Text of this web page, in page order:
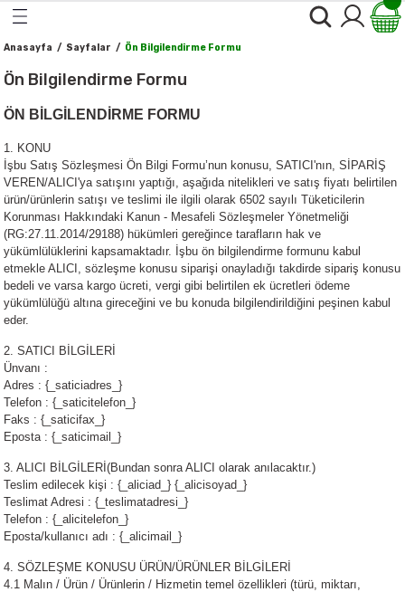
Kuru Meyveler
Makarnalar
Unlar
ve Atıştırmalıklar
ve Konserveler
Tahıl Ezmeleri
Ballar
ve Organik Ballar
Bitki & Baharatlar
& Temel yağlar
& Sağlıklı Yaşam
Kozmetik Ve Bakım
-Göz Bakımı
-Ağız,Dudak ve Diş Bakımı
-Vücut ve Cilt Bakımı
-Saç Bakımı
-Bebek ve Çocuk Bakımı
- Hipoalerjenik Bakım Ürünleri
-Yüz Makyajı
-Dudak Makyajı
Temizlik Ürünleri
Ürünleri
Anasayfa Sayfalar Ön Bilgilendirme Formu
Ön Bilgilendirme Formu
ÖN BİLGİLENDİRME FORMU
1. KONU
İşbu Satış Sözleşmesi Ön Bilgi Formu’nun konusu, SATICI'nın, SİPARİŞ
VEREN/ALICI'ya satışını yaptığı, aşağıda nitelikleri ve satış fiyatı belirtilen
ürün/ürünlerin satışı ve teslimi ile ilgili olarak 6502 sayılı Tüketicilerin
Korunması Hakkındaki Kanun - Mesafeli Sözleşmeler Yönetmeliği
(RG:27.11.2014/29188) hükümleri gereğince tarafların hak ve
yükümlülüklerini kapsamaktadır. İşbu ön bilgilendirme formunu kabul
etmekle ALICI, sözleşme konusu siparişi onayladığı takdirde sipariş konusu
bedeli ve varsa kargo ücreti, vergi gibi belirtilen ek ücretleri ödeme
yükümlülüğü altına gireceğini ve bu konuda bilgilendirildiğini peşinen kabul
eder.
2. SATICI BİLGİLERİ
Ünvanı :
Adres : {_saticiadres_}
Telefon : {_saticitelefon_}
Faks : {_saticifax_}
Eposta : {_saticimail_}
3. ALICI BİLGİLERİ(Bundan sonra ALICI olarak anılacaktır.)
Teslim edilecek kişi : {_aliciad_} {_alicisoyad_}
Teslimat Adresi : {_teslimatadresi_}
Telefon : {_alicitelefon_}
Eposta/kullanıcı adı : {_alicimail_}
4. SÖZLEŞME KONUSU ÜRÜN/ÜRÜNLER BİLGİLERİ
4.1 Malın / Ürün / Ürünlerin / Hizmetin temel özellikleri (türü, miktarı,